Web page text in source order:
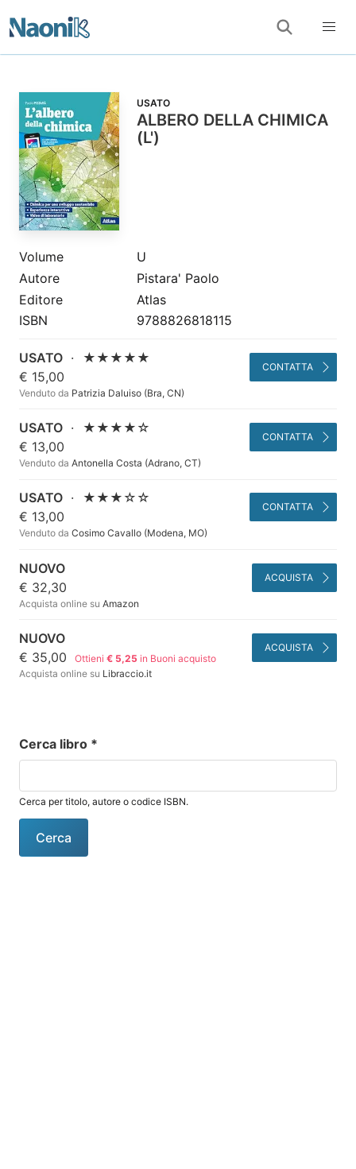
USATO
ALBERO DELLA CHIMICA
(L')
Volume
U
Autore
Pistara' Paolo
Editore
Atlas
ISBN
9788826818115
USATO ·
★★★★★
€ 15,00
Venduto da Patrizia Daluiso (Bra, CN)
CONTATTA
USATO ·
★★★★☆
€ 13,00
Venduto da Antonella Costa (Adrano, CT)
CONTATTA
USATO ·
★★★☆☆
€ 13,00
Venduto da Cosimo Cavallo (Modena, MO)
CONTATTA
NUOVO
€ 32,30
Acquista online su Amazon
ACQUISTA
NUOVO
€ 35,00
Ottieni€ 5,25 in Buoni acquisto
Acquista online su Libraccio.it
ACQUISTA
Cerca libro *
Cerca per titolo, autore o codice ISBN.